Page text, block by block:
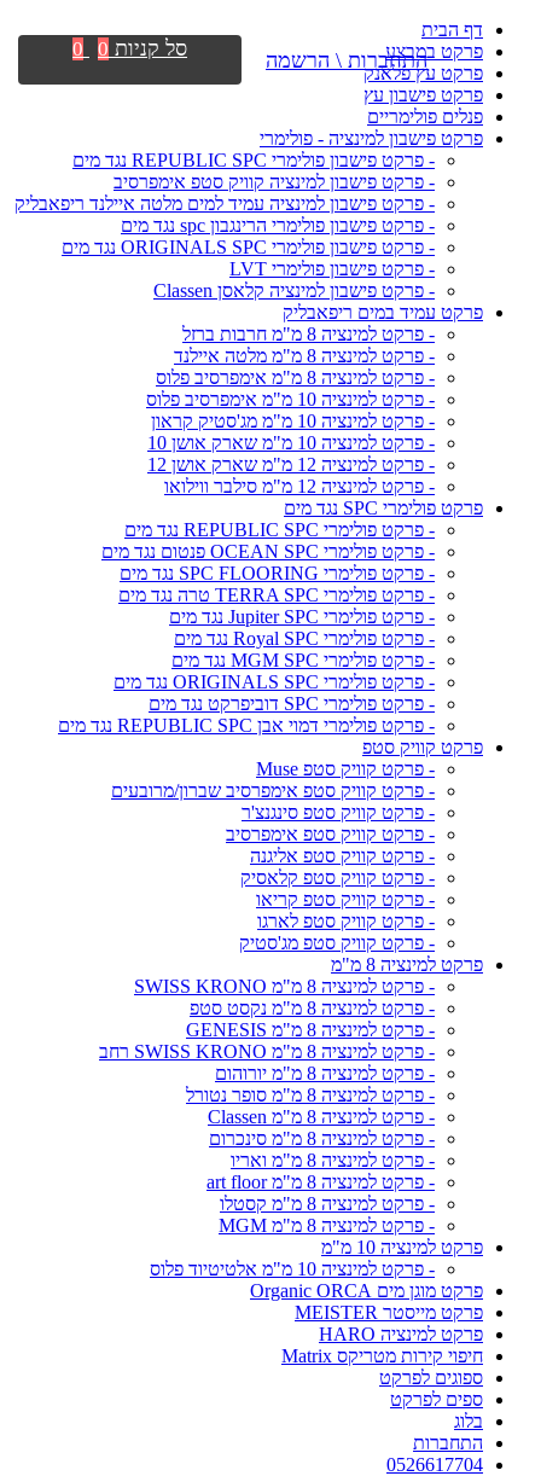
דף הבית
פרקט במבצע
פרקט עץ פלאנק
פרקט פישבון עץ
פנלים פולימריים
פרקט פישבון למינציה - פולימרי
- פרקט פישבון פולימרי REPUBLIC SPC נגד מים
- פרקט פישבון למינציה קוויק סטפ אימפרסיב
- פרקט פישבון למינציה עמיד למים מלטה איילנד ריפאבליק
- פרקט פישבון פולימרי הרינגבון spc נגד מים
- פרקט פישבון פולימרי ORIGINALS SPC נגד מים
- פרקט פישבון פולימרי LVT
- פרקט פישבון למינציה קלאסן Classen
פרקט עמיד במים ריפאבליק
- פרקט למינציה 8 מ"מ חרבות ברזל
- פרקט למינציה 8 מ"מ מלטה איילנד
- פרקט למינציה 8 מ"מ אימפרסיב פלוס
- פרקט למינציה 10 מ"מ אימפרסיב פלוס
- פרקט למינציה 10 מ"מ מג'סטיק קראון
- פרקט למינציה 10 מ"מ שארק אושן 10
- פרקט למינציה 12 מ"מ שארק אושן 12
- פרקט למינציה 12 מ"מ סילבר ווילואו
פרקט פולימרי SPC נגד מים
- פרקט פולימרי REPUBLIC SPC נגד מים
- פרקט פולימרי OCEAN SPC פנטום נגד מים
- פרקט פולימרי SPC FLOORING נגד מים
- פרקט פולימרי TERRA SPC טרה נגד מים
- פרקט פולימרי Jupiter SPC נגד מים
- פרקט פולימרי Royal SPC נגד מים
- פרקט פולימרי MGM SPC נגד מים
- פרקט פולימרי ORIGINALS SPC נגד מים
- פרקט פולימרי SPC דוביפרקט נגד מים
- פרקט פולימרי דמוי אבן REPUBLIC SPC נגד מים
פרקט קוויק סטפ
- פרקט קוויק סטפ Muse
- פרקט קוויק סטפ אימפרסיב שברון/מרובעים
- פרקט קוויק סטפ סינגנצ'ר
- פרקט קוויק סטפ אימפרסיב
- פרקט קוויק סטפ אליגנה
- פרקט קוויק סטפ קלאסיק
- פרקט קוויק סטפ קריאו
- פרקט קוויק סטפ לארגו
- פרקט קוויק סטפ מג'סטיק
פרקט למינציה 8 מ"מ
- פרקט למינציה 8 מ"מ SWISS KRONO
- פרקט למינציה 8 מ"מ נקסט סטפ
- פרקט למינציה 8 מ"מ GENESIS
- פרקט למינציה 8 מ"מ SWISS KRONO רחב
- פרקט למינציה 8 מ"מ יורוהום
- פרקט למינציה 8 מ"מ סופר נטורל
- פרקט למינציה 8 מ"מ Classen
- פרקט למינציה 8 מ"מ סינכרום
- פרקט למינציה 8 מ"מ ואריו
- פרקט למינציה 8 מ"מ art floor
- פרקט למינציה 8 מ"מ קסטלו
- פרקט למינציה 8 מ"מ MGM
פרקט למינציה 10 מ"מ
- פרקט למינציה 10 מ"מ אלטיטיוד פלוס
פרקט מוגן מים Organic ORCA
פרקט מייסטר MEISTER
פרקט למינציה HARO
חיפוי קירות מטריקס Matrix
ספוגים לפרקט
ספים לפרקט
בלוג
התחברות
0526617704
התחברות \ הרשמה סל קניות 0
0